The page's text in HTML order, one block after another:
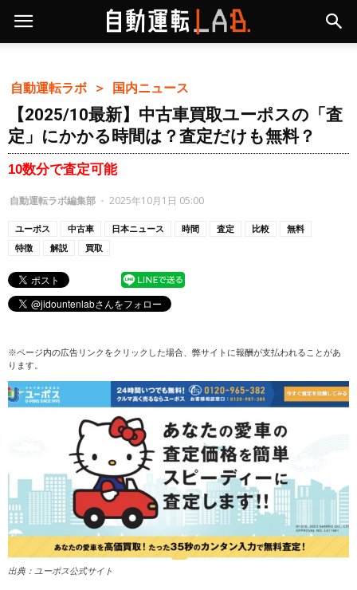
自動運転ラボ ＞ 国内ニュース
【2025/10最新】中古車買取ユーポスの「査
定」にかかる時間は？査定だけも無料？
10数分で査定可能
自動運転ラボ編集部 - 2025年10月1日 05:00
ユーポス 中古車 日本ニュース 時間 査定 比較
無料
特徴
解説 買取
※ページ内の広告リンクをクリックした場合、弊サイトに報酬が支払われることがあ
ります。
出典：ユーポス公式サイト